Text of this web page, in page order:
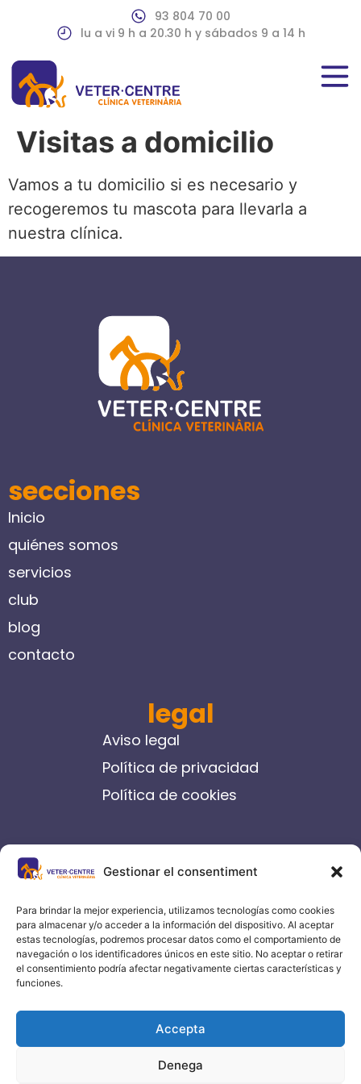
Gestionar el consentiment
Para brindar la mejor experiencia, utilizamos tecnologías como cookies
para almacenar y/o acceder a la información del dispositivo. Al aceptar
estas tecnologías, podremos procesar datos como el comportamiento de
navegación o los identificadores únicos en este sitio. No aceptar o retirar
el consentimiento podría afectar negativamente ciertas características y
funciones.
Accepta
Denega
93 804 70 00
lu a vi 9 h a 20.30 h y sábados 9 a 14 h
Visitas a domicilio
Vamos a tu domicilio si es necesario y
recogeremos tu mascota para llevarla a
nuestra clínica.
secciones
Inicio
quiénes somos
servicios
club
blog
contacto
legal
Aviso legal
Política de privacidad
Política de cookies
contacto
C/ Germanes Castells, 14-16
Igualada
93 804 70 00
info@vetercentre.com